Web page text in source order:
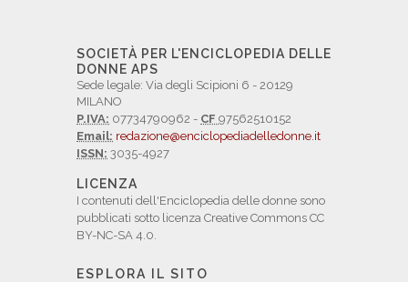
SOCIETÀ PER L'ENCICLOPEDIA DELLE
DONNE APS
Sede legale: Via degli Scipioni 6 - 20129
MILANO
P.IVA: 07734790962 - CF 97562510152
Email: redazione@enciclopediadelledonne.it
ISSN: 3035-4927
LICENZA
I contenuti dell'Enciclopedia delle donne sono
pubblicati sotto licenza Creative Commons CC
BY-NC-SA 4.0.
ESPLORA IL SITO